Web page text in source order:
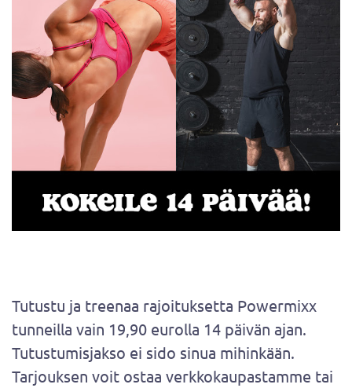
Tutustu ja treenaa rajoituksetta Powermixx
tunneilla vain 19,90 eurolla 14 päivän ajan.
Tutustumisjakso ei sido sinua mihinkään.
Tarjouksen voit ostaa verkkokaupastamme tai